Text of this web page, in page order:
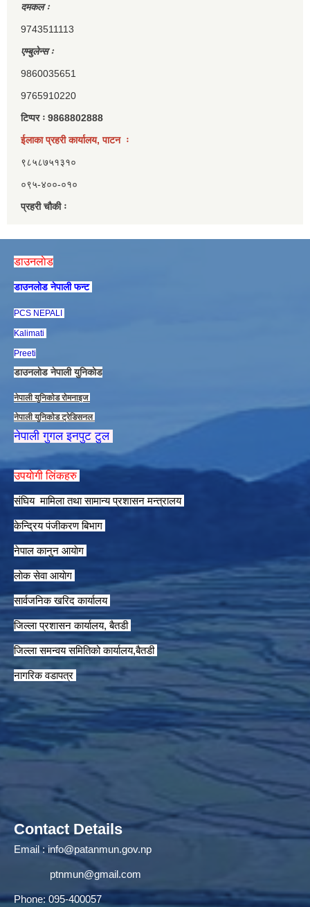
दमकल ः
9743511113
एम्बुलेन्स ः
9860035651
9765910220
टिप्पर ः 9868802888
ईलाका प्रहरी कार्यालय, पाटन ः
९८५८७५१३१०
०९५-४००-०१०
प्रहरी चौकी ः
डाउनलाेड
डाउनलाेड नेपाली फन्ट
PCS NEPALI
Kalimati
Preeti
डाउनलाेड नेपाली युनिकाेड
नेपाली युनिकाेड राेमनाइज
नेपाली युनिकाेड ट्रेडिसनल
नेपाली गुगल इनपुट टुल
उपयाेगी लिंकहरु
संघिय मामिला तथा सामान्य प्रशासन मन्त्रालय
केन्द्रिय पंजीकरण बिभाग
नेपाल कानुन आयाेग
लाेक सेवा आयाेग
सार्वजनिक खरिद कार्यालय
जिल्ला प्रशासन कार्यालय, बैतडी
जिल्ला समन्वय समितिको कार्यालय,बैतडी
नागरिक वडापत्र
Contact Details
Email :info@patanmun.gov.np
ptnmun@gmail.com
Phone: 095-400057